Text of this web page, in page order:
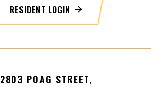
RESIDENT LOGIN
2803 POAG STREET,